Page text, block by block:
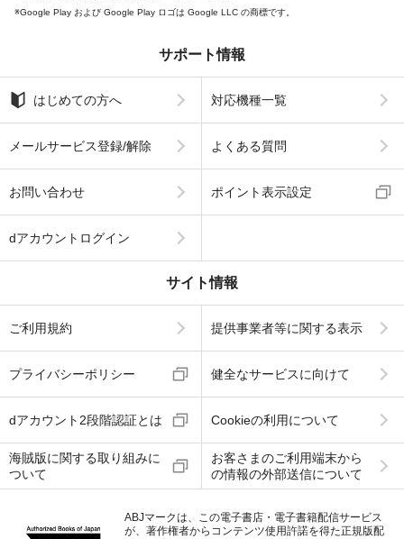
Google Play および Google Play ロゴは Google LLC の商標です。
サポート情報
はじめての方へ 対応機種一覧
メールサービス登録/解除 よくある質問
お問い合わせ ポイント表示設定
dアカウントログイン
サイト情報
ご利用規約 提供事業者等に関する表示
プライバシーポリシー 健全なサービスに向けて
dアカウント2段階認証とは Cookieの利用について
海賊版に関する取り組みに
ついて
お客さまのご利用端末から
の情報の外部送信について
ABJマークは、この電子書店・電子書籍配信サービス
が、著作権者からコンテンツ使用許諾を得た正規版配